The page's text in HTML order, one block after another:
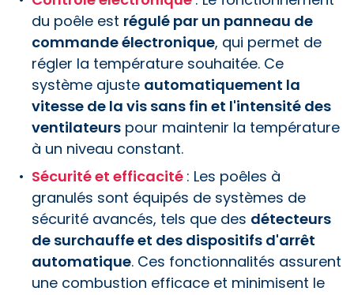
du poêle est régulé par un panneau de
commande électronique, qui permet de
régler la température souhaitée. Ce
système ajuste automatiquement la
vitesse de la vis sans fin et l'intensité des
ventilateurs pour maintenir la température
à un niveau constant.
Sécurité et efficacité : Les poêles à
granulés sont équipés de systèmes de
sécurité avancés, tels que des détecteurs
de surchauffe et des dispositifs d'arrêt
automatique. Ces fonctionnalités assurent
une combustion efficace et minimisent le